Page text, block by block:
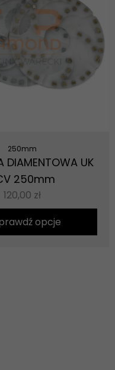
250mm
DIAMENTOWA UK
250mm
120,00 zł
opcje